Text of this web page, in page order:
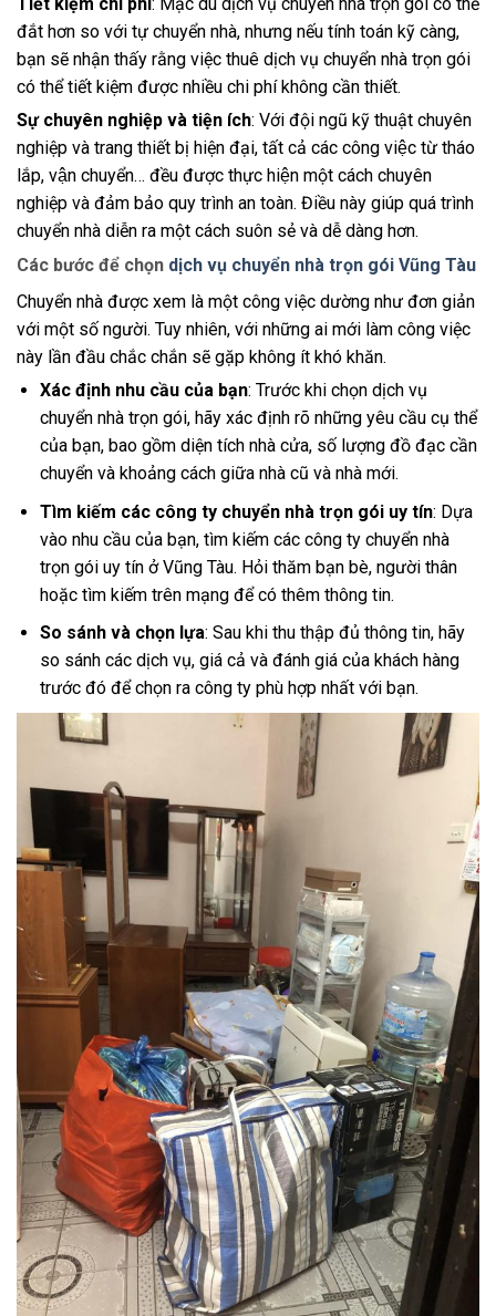
đắt hơn so với tự chuyển nhà, nhưng nếu tính toán kỹ càng,
bạn sẽ nhận thấy rằng việc thuê dịch vụ chuyển nhà trọn gói
có thể tiết kiệm được nhiều chi phí không cần thiết.
Sự chuyên nghiệp và tiện ích: Với đội ngũ kỹ thuật chuyên
nghiệp và trang thiết bị hiện đại, tất cả các công việc từ tháo
lắp, vận chuyển… đều được thực hiện một cách chuyên
nghiệp và đảm bảo quy trình an toàn. Điều này giúp quá trình
chuyển nhà diễn ra một cách suôn sẻ và dễ dàng hơn.
Các bước để chọn dịch vụ chuyển nhà trọn gói Vũng Tàu
Chuyển nhà được xem là một công việc dường như đơn giản
với một số người. Tuy nhiên, với những ai mới làm công việc
này lần đầu chắc chắn sẽ gặp không ít khó khăn.
Xác định nhu cầu của bạn: Trước khi chọn dịch vụ
chuyển nhà trọn gói, hãy xác định rõ những yêu cầu cụ thể
của bạn, bao gồm diện tích nhà cửa, số lượng đồ đạc cần
chuyển và khoảng cách giữa nhà cũ và nhà mới.
Tìm kiếm các công ty chuyển nhà trọn gói uy tín: Dựa
vào nhu cầu của bạn, tìm kiếm các công ty chuyển nhà
trọn gói uy tín ở Vũng Tàu. Hỏi thăm bạn bè, người thân
hoặc tìm kiếm trên mạng để có thêm thông tin.
So sánh và chọn lựa: Sau khi thu thập đủ thông tin, hãy
so sánh các dịch vụ, giá cả và đánh giá của khách hàng
trước đó để chọn ra công ty phù hợp nhất với bạn.